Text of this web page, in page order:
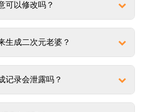
可以修改吗？
生成二次元老婆？
记录会泄露吗？